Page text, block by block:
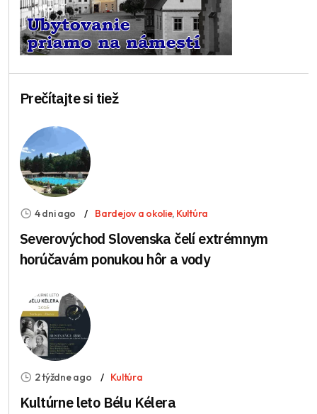
Prečítajte si tiež
4 dni ago Bardejov a okolie, Kultúra
Severovýchod Slovenska čelí extrémnym
horúčavám ponukou hôr a vody
2 týždne ago Kultúra
Kultúrne leto Bélu Kélera